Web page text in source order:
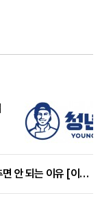
팔 들기 어려운 오십견, 통증 줄었다고 운동 멈추면 안 되는 이유 [이병욱 원장 칼럼]